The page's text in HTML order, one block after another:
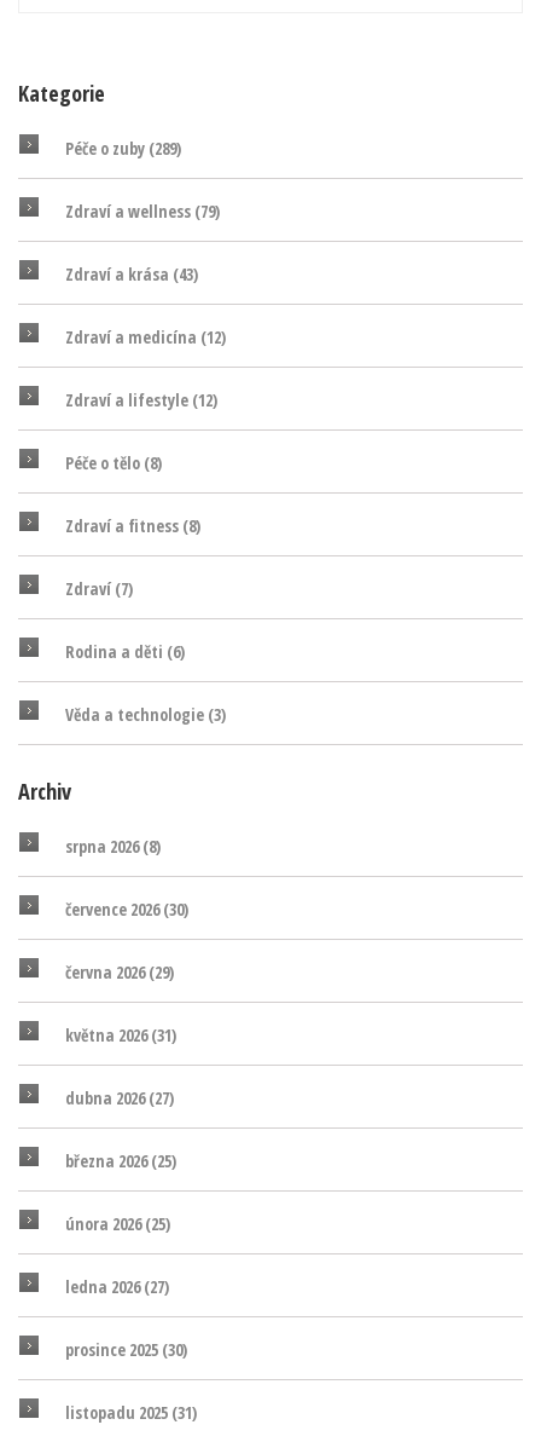
Kategorie
Péče o zuby (289)
Zdraví a wellness (79)
Zdraví a krása (43)
Zdraví a medicína (12)
Zdraví a lifestyle (12)
Péče o tělo (8)
Zdraví a fitness (8)
Zdraví (7)
Rodina a děti (6)
Věda a technologie (3)
Archiv
srpna 2026(8)
července 2026(30)
června 2026(29)
května 2026(31)
dubna 2026(27)
března 2026(25)
února 2026(25)
ledna 2026(27)
prosince 2025 (30)
listopadu 2025 (31)